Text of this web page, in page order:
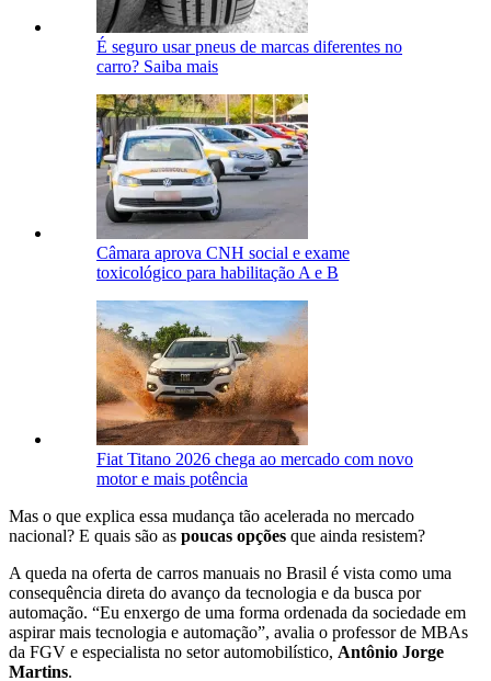
É seguro usar pneus de marcas diferentes no
carro? Saiba mais
Câmara aprova CNH social e exame
toxicológico para habilitação A e B
Fiat Titano 2026 chega ao mercado com novo
motor e mais potência
Mas o que explica essa mudança tão acelerada no mercado
nacional? E quais são as poucas opções que ainda resistem?
A queda na oferta de carros manuais no Brasil é vista como uma
consequência direta do avanço da tecnologia e da busca por
automação. “Eu enxergo de uma forma ordenada da sociedade em
aspirar mais tecnologia e automação”, avalia o professor de MBAs
da FGV e especialista no setor automobilístico, Antônio Jorge
Martins.